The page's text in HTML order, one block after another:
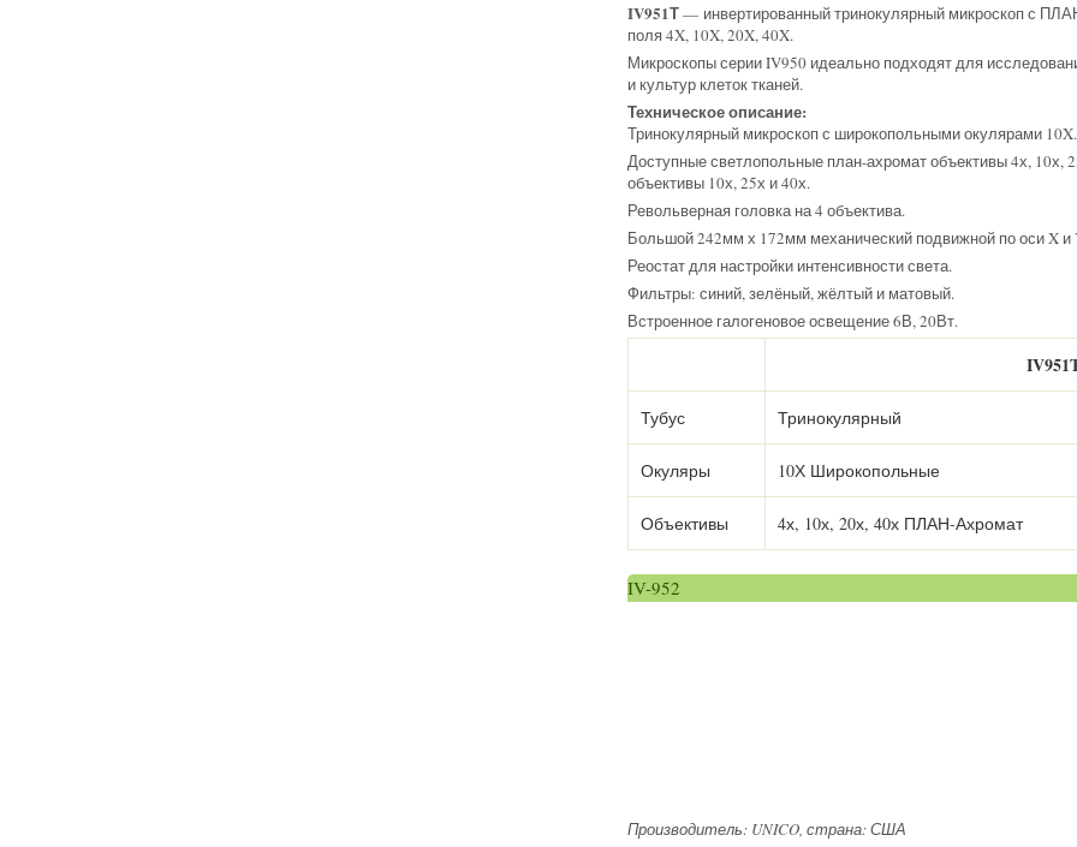
IV951Т— инвертированный тринокулярный микроскоп с
поля 4X, 10X, 20X, 40X.
Микроскопы серии IV950 идеально подходят для
и культур клеток тканей.
Техническое описание:
Тринокулярный микроскоп с широкопольными окулярами 10X.
Доступные светлопольные план-ахромат объективы 4х, 10х,
объективы 10х, 25х и 40х.
Револьверная головка на 4 объектива.
Большой 242мм х 172мм механический подвижной по оси X и
Реостат для настройки интенсивности света.
Фильтры: синий, зелёный, жёлтый и матовый.
Встроенное галогеновое освещение 6В, 20Вт.
Тубус Тринокулярный
Окуляры 10Х Широкопольные
Объективы 4х, 10х, 20х, 40х ПЛАН-Ахромат
IV-952
Производитель: UNICO, страна: США